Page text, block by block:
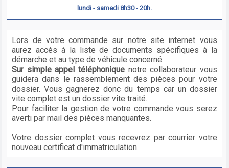
lundi - samedi 8h30 - 20h.
Lors de votre commande sur notre site internet vous
aurez accès à la liste de documents spécifiques à la
démarche et au type de véhicule concerné.
Sur simple appel téléphoniquenotre collaborateur vous
guidera dans le rassemblement des pièces pour votre
dossier. Vous gagnerez donc du temps car un dossier
vite complet est un dossier vite traité.
Pour faciliter la gestion de votre commande vous serez
averti par mail des pièces manquantes.
Votre dossier complet vous recevrez par courrier votre
nouveau certificat d'immatriculation.